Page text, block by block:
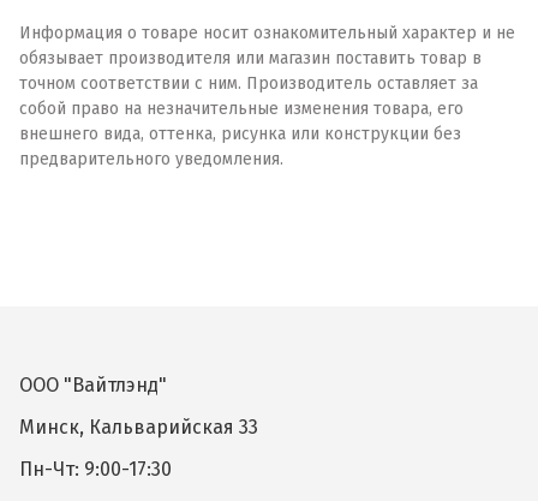
Информация о товаре носит ознакомительный характер и не
обязывает производителя или магазин поставить товар в
точном соответствии с ним. Производитель оставляет за
собой право на незначительные изменения товара, его
внешнего вида, оттенка, рисунка или конструкции без
предварительного уведомления.
ООО "Вайтлэнд"
Минск, Кальварийская 33
Пн-Чт: 9:00-17:30